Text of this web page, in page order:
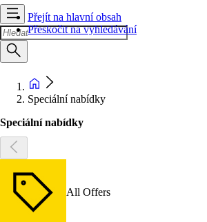
Přejít na hlavní obsah
Přeskočit na vyhledávání
Speciální nabídky
Speciální nabídky
All Offers